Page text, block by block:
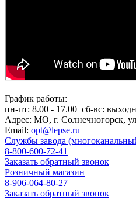
График работы:
пн-пт: 8.00 - 17.00 сб-вс:
Адрес: МО, г. Солнечногорск,
Email: opt@lepse.ru
Службы завода
8-800-600-72-41
Заказать обратный звонок
Розничный магазин
8-906-064-80-27
Заказать обратный звонок